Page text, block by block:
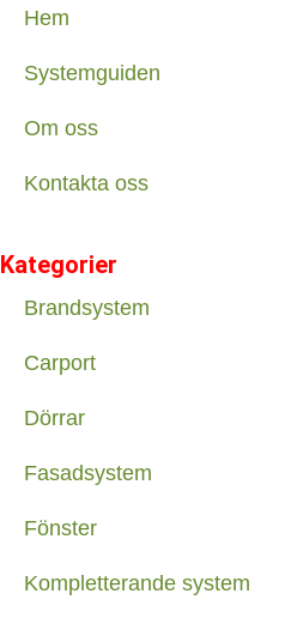
Hem
Systemguiden
Om oss
Kontakta oss
Kategorier
Brandsystem
Carport
Dörrar
Fasadsystem
Fönster
Kompletterande system